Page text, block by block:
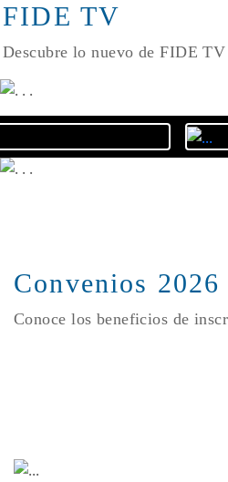
FIDE TV
Descubre lo nuevo de FIDE TV
Convenios 2026
Conoce los beneficios de